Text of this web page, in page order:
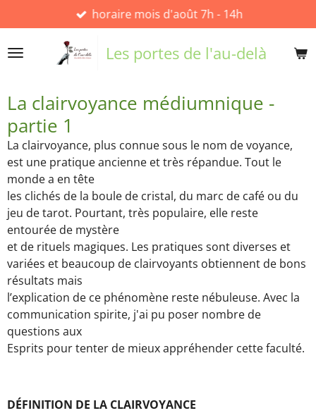
au
contenu
Les portes de l'au-delà
horaire mois d'août 7h - 14h
La clairvoyance médiumnique -
partie 1
La clairvoyance, plus connue sous le nom de voyance,
est une pratique ancienne et très répandue. Tout le
monde a en tête
les clichés de la boule de cristal, du marc de café ou du
jeu de tarot. Pourtant, très populaire, elle reste
entourée de mystère
et de rituels magiques. Les pratiques sont diverses et
variées et beaucoup de clairvoyants obtiennent de bons
résultats mais
l’explication de ce phénomène reste nébuleuse. Avec la
communication spirite, j'ai pu poser nombre de
questions aux
Esprits pour tenter de mieux appréhender cette faculté.
DÉFINITION DE LA CLAIRVOYANCE